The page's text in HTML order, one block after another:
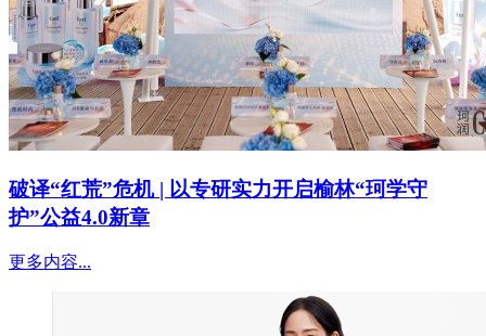
破译“红荒”危机 | 以专研实力开启榆林“珂学守
护”公益4.0新章
更多内容...